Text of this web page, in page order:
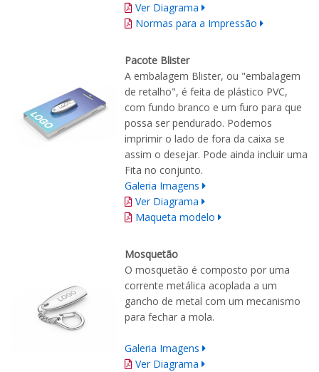
Ver Diagrama
Normas para a Impressão
Pacote Blister
A embalagem Blister, ou "embalagem
de retalho", é feita de plástico PVC,
com fundo branco e um furo para que
possa ser pendurado. Podemos
imprimir o lado de fora da caixa se
assim o desejar. Pode ainda incluir uma
Fita no conjunto.
Galeria Imagens
Ver Diagrama
Maqueta modelo
Mosquetão
O mosquetão é composto por uma
corrente metálica acoplada a um
gancho de metal com um mecanismo
para fechar a mola.
Galeria Imagens
Ver Diagrama